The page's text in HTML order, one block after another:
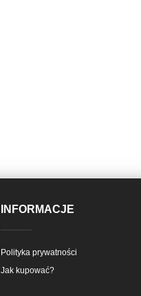
INFORMACJE
Polityka prywatności
Jak kupować?